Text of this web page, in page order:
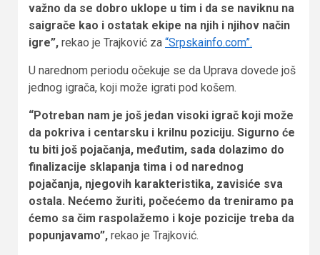
važno da se dobro uklope u tim i da se naviknu na
saigrače kao i ostatak ekipe na njih i njihov način
igre”, rekao je Trajković za “Srpskainfo.com”.
U narednom periodu očekuje se da Uprava dovede još
jednog igrača, koji može igrati pod košem.
“Potreban nam je još jedan visoki igrač koji može
da pokriva i centarsku i krilnu poziciju. Sigurno će
tu biti još pojačanja, međutim, sada dolazimo do
finalizacije sklapanja tima i od narednog
pojačanja, njegovih karakteristika, zavisiće sva
ostala. Nećemo žuriti, počećemo da treniramo pa
ćemo sa čim raspolažemo i koje pozicije treba da
popunjavamo”, rekao je Trajković.